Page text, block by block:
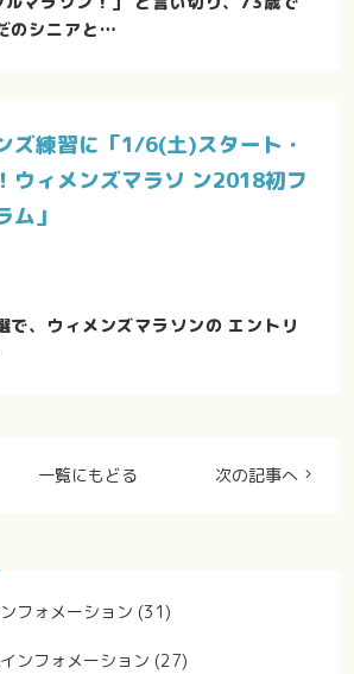
のシニアと…
ズ練習に「1/6(土)スタート・
ウィメンズマラソ ン2018初フ
ム」
で、ウィメンズマラソンの エントリ
一覧にもどる 次の記事へ
フォメーション (31)
ンフォメーション (27)